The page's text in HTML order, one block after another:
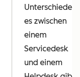
Unterschiede
es zwischen
einem
Servicedesk
und einem